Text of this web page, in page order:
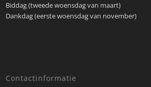
Biddag (tweede woensdag van maart)
Dankdag (eerste woensdag van november)
Contactinformatie